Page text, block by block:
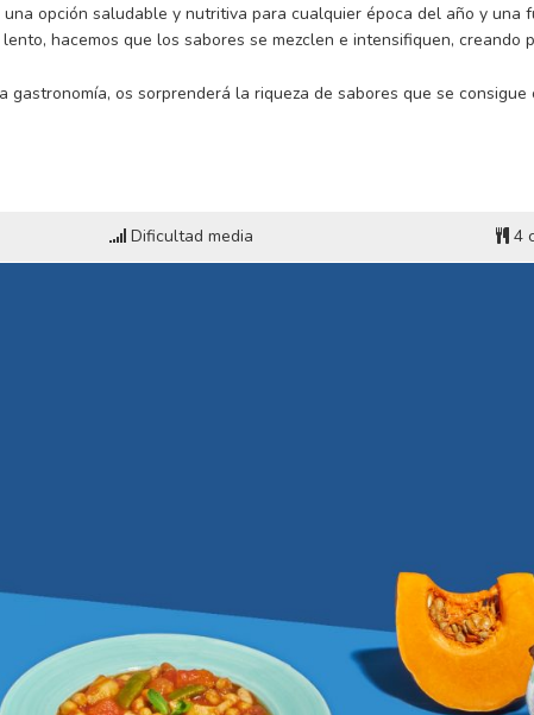
opción saludable y nutritiva para cualquier época del año y una
hacemos que los sabores se mezclen e intensifiquen, creando
os sorprenderá la riqueza de sabores que se
Dificultad media 4